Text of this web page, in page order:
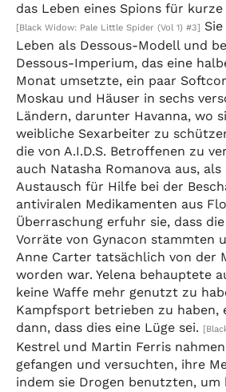
das Leben eines Spions für
[Black Widow: Pale Little Spider (Vol 1) #3]
Leben als Dessous-Modell und
Dessous-Imperium, das eine
Monat umsetzte, ein paar
Moskau und Häuser in sechs
Ländern, darunter Havanna, wo
weibliche Sexarbeiter zu
die von A.I.D.S. Betroffenen zu
auch Natasha Romanova aus,
Austausch für Hilfe bei der
antiviralen Medikamenten aus
Überraschung erfuhr sie, dass
Vorräte von Gynacon stammten
Anne Carter tatsächlich von der
worden war. Yelena behauptete
keine Waffe mehr genutzt zu
Kampfsport betrieben zu haben,
dann, dass dies eine Lüge sei.
Kestrel und Martin Ferris
gefangen und versuchten, ihre
indem sie Drogen benutzten, um